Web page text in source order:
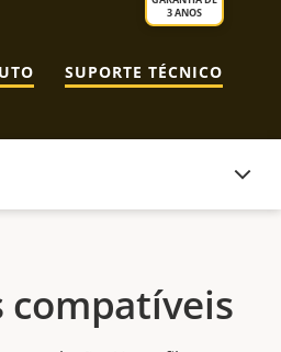
3 ANOS
SUPORTE TÉCNICO
compatíveis